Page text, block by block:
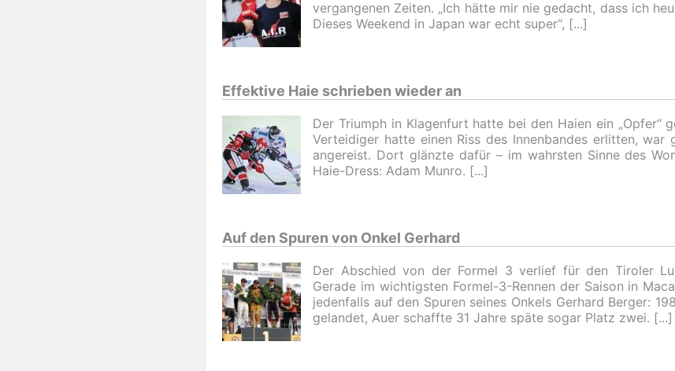
vergangenen Zeiten. „Ich hätte mir nie gedacht, dass ich
Dieses Weekend in Japan war echt super“,
Effektive Haie schrieben wieder an
Der Triumph in Klagenfurt hatte bei den Haien ein „Opfer“
Verteidiger hatte einen Riss des Innenbandes erlitten, war
angereist. Dort glänzte dafür – im wahrsten Sinne des
Haie-Dress: Adam Munro.
Auf den Spuren von Onkel Gerhard
Der Abschied von der Formel 3 verlief für den Tiroler
Gerade im wichtigsten Formel-3-Rennen der Saison in
jedenfalls auf den Spuren seines Onkels Gerhard Berger:
gelandet, Auer schaffte 31 Jahre späte sogar Platz zwei.